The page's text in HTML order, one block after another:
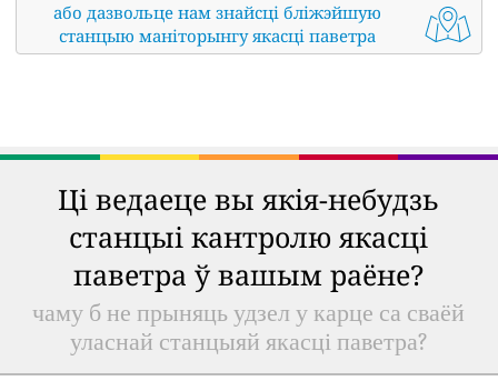
або дазвольце нам знайсці бліжэйшую
станцыю маніторынгу якасці паветра
Ці ведаеце вы якія-небудзь
станцыі кантролю якасці
паветра ў вашым раёне?
чаму б не прыняць удзел у карце са сваёй
уласнай станцыяй якасці паветра?